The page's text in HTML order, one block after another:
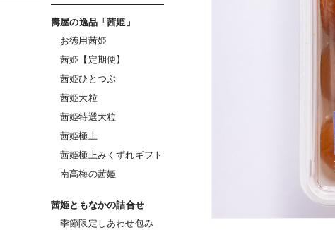
壽屋の逸品「茜姫」
お徳用茜姫
茜姫【定期便】
茜姫ひとつぶ
茜姫大粒
茜姫特選大粒
茜姫極上
茜姫極上みくずれギフト
南高梅の茜姫
茜姫ともなかの詰合せ
季節限定しあわせ包み